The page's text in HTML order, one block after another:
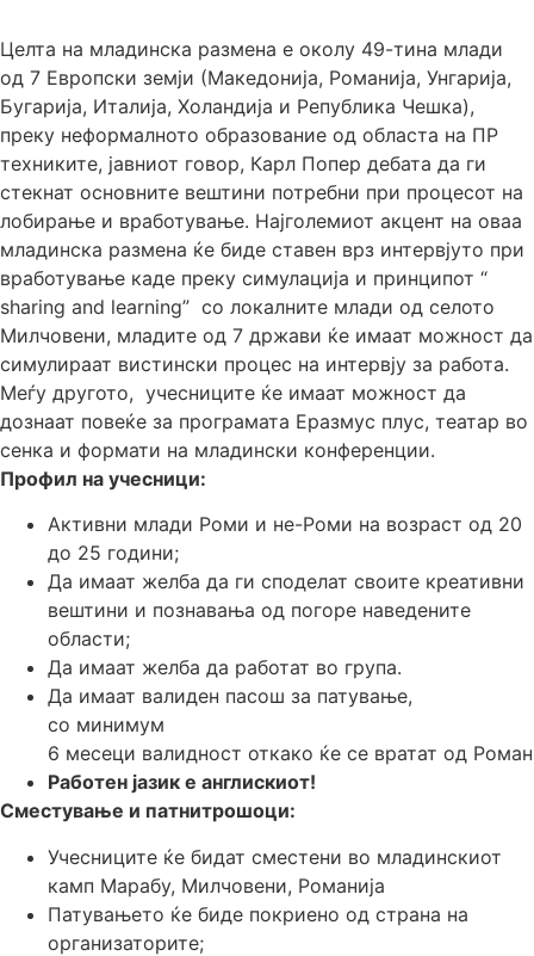
Целта на младинска размена е околу 49-тина млади
од 7 Европски земји (Македонија, Романија, Унгарија,
Бугарија, Италија, Холандија и Република Чешка),
преку неформалното образование од областа на ПР
техниките, јавниот говор, Карл Попер дебата да ги
стекнат основните вештини потребни при процесот на
лобирање и вработување. Најголемиот акцент на оваа
младинска размена ќе биде ставен врз интервјуто при
вработување каде преку симулација и принципот “
sharing and learning” со локалните млади од селото
Милчовени, младите од 7 држави ќе имаат можност да
симулираат вистински процес на интервју за работа.
Меѓу другото, учесниците ќе имаат можност да
дознаат повеќе за програмата Еразмус плус, театар во
сенка и формати на младински конференции.
Профил на учесници:
Активни млади Роми и не-Роми на возраст од 20
до 25 години;
Да имаат желба да ги споделат своите креативни
вештини и познавања од погоре наведените
области;
Да имаат желба да работат во група.
Да имаат валиден пасош за патување,
со минимум
6 месеци валидност откако ќе се вратат од
Работен јазик е англискиот!
Сместување и патнитрошоци:
Учесниците ќе бидат сместени во младинскиот
камп Марабу, Милчовени, Романија
Патувањето ќе биде покриено од страна на
организаторите;